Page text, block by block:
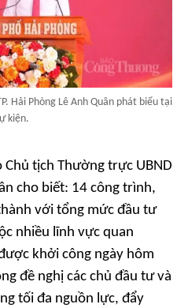
Hải Phòng Lê Anh Quân phát biểu tại
kiện.
Chủ tịch Thường trực UBND
cho biết: 14 công trình,
với tổng mức đầu tư
nhiều lĩnh vực quan
khởi công ngày hôm
đề nghị các chủ đầu tư và
tối đa nguồn lực, đẩy